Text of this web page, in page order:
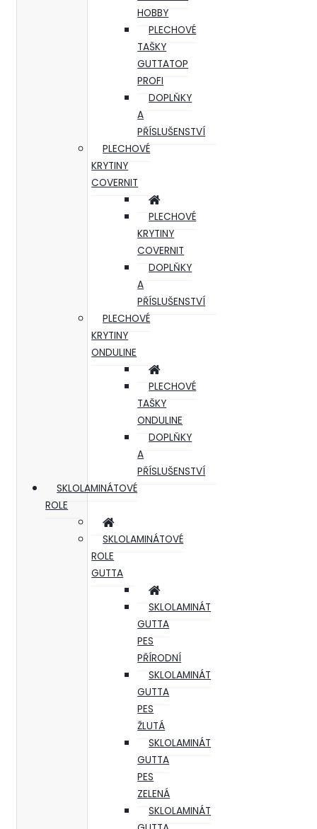
HOBBY
PLECHOVÉ
TAŠKY
GUTTATOP
PROFI
DOPLŇKY
A
PŘÍSLUŠENSTVÍ
PLECHOVÉ
KRYTINY
COVERNIT
PLECHOVÉ
KRYTINY
COVERNIT
DOPLŇKY
A
PŘÍSLUŠENSTVÍ
PLECHOVÉ
KRYTINY
ONDULINE
PLECHOVÉ
TAŠKY
ONDULINE
DOPLŇKY
A
PŘÍSLUŠENSTVÍ
SKLOLAMINÁTOVÉ
ROLE
SKLOLAMINÁTOVÉ
ROLE
GUTTA
SKLOLAMINÁT
GUTTA
PES
PŘÍRODNÍ
SKLOLAMINÁT
GUTTA
PES
ŽLUTÁ
SKLOLAMINÁT
GUTTA
PES
ZELENÁ
SKLOLAMINÁT